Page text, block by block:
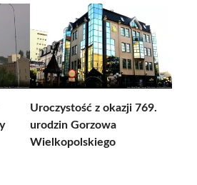
Uroczystość z okazji 769.
urodzin Gorzowa
Wielkopolskiego